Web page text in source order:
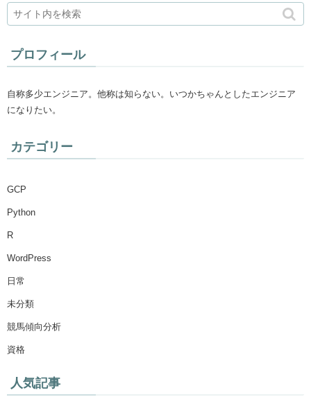
プロフィール
自称多少エンジニア。他称は知らない。いつかちゃんとしたエンジニア
になりたい。
カテゴリー
GCP
Python
R
WordPress
日常
未分類
競馬傾向分析
資格
人気記事